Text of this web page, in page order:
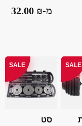
32.00
SALE